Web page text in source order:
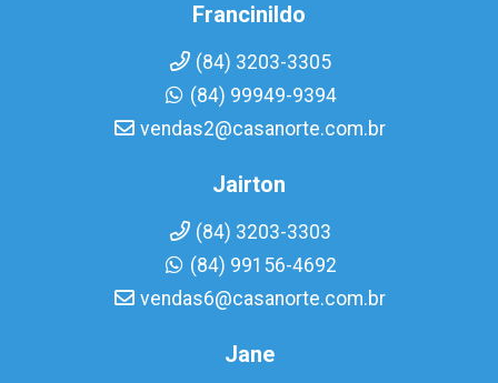
Francinildo
(84) 3203-3305
(84) 99949-9394
vendas2@casanorte.com.br
Jairton
(84) 3203-3303
(84) 99156-4692
vendas6@casanorte.com.br
Jane